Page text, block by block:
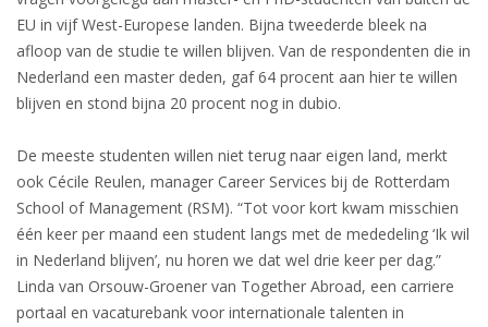
VISAS & PERMITS
RELOCATING TO THE NETHERLANDS
WHERE TO LIVE
WHAT TO DO IN THE NETHERLANDS?
LEAVING THE NETHERLANDS
EU in vijf West-Europese landen. Bijna tweederde bleek na
afloop van de studie te willen blijven. Van de respondenten die in
Nederland een master deden, gaf 64 procent aan hier te willen
blijven en stond bijna 20 procent nog in dubio.
De meeste studenten willen niet terug naar eigen land, merkt
ook Cécile Reulen, manager Career Services bij de Rotterdam
School of Management (RSM). “Tot voor kort kwam misschien
één keer per maand een student langs met de mededeling ‘Ik wil
in Nederland blijven’, nu horen we dat wel drie keer per dag.”
Linda van Orsouw-Groener van Together Abroad, een carriere
portaal en vacaturebank voor internationale talenten in